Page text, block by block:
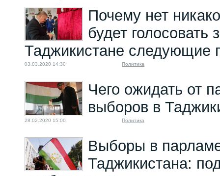
Почему нет
будет голосовать
Таджикистане следующие
03.03.2020 14:30 Политика
Чего ожидать от
выборов в
28.02.2020 15:00 Политика
Выборы в
Таджикистана: